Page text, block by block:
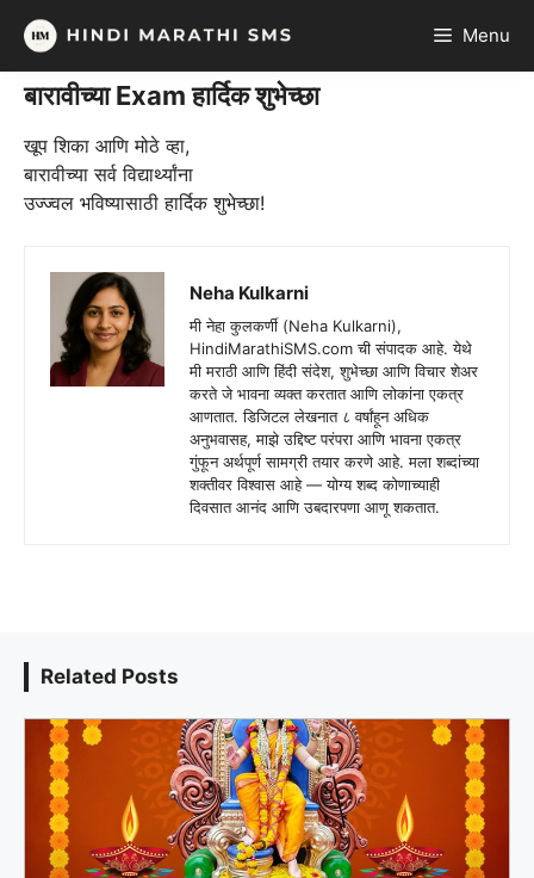
Skip
content
Menu
बारावीच्या Exam हार्दिक शुभेच्छा
खूप शिका आणि मोठे व्हा,
बारावीच्या सर्व विद्यार्थ्यांना
उज्ज्वल भविष्यासाठी हार्दिक शुभेच्छा!
Neha Kulkarni
मी नेहा कुलकर्णी (Neha Kulkarni),
HindiMarathiSMS.com ची संपादक आहे. येथे
मी मराठी आणि हिंदी संदेश, शुभेच्छा आणि विचार शेअर
करते जे भावना व्यक्त करतात आणि लोकांना एकत्र
आणतात. डिजिटल लेखनात ८ वर्षांहून अधिक
अनुभवासह, माझे उद्दिष्ट परंपरा आणि भावना एकत्र
गुंफून अर्थपूर्ण सामग्री तयार करणे आहे. मला शब्दांच्या
शक्तीवर विश्वास आहे — योग्य शब्द कोणाच्याही
दिवसात आनंद आणि उबदारपणा आणू शकतात.
Related Posts